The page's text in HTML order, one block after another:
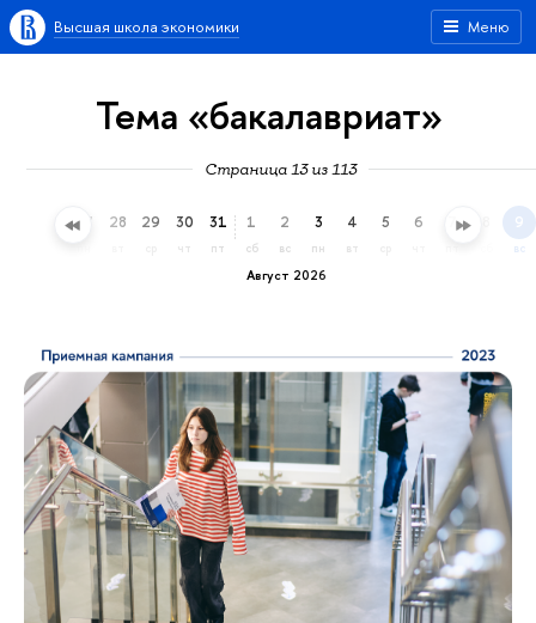
Меню
Высшая школа экономики
Тема «бакалавриат»
Страница 13 из 113
27 28 29 30
чт
31
пт
Август 2026
1
сб
2
вс
3
пн
4
вт
5 6 7 9
вс